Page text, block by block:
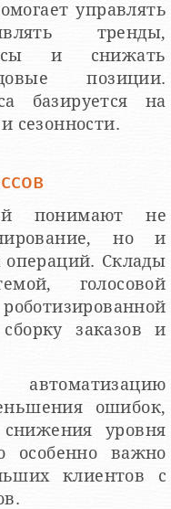
управлять
тренды,
и снижать
позиции.
базируется на
сезонности.
понимают не
но и
операций. Склады
голосовой
заказов и
ошибок,
уровня
особенно важно
клиентов с